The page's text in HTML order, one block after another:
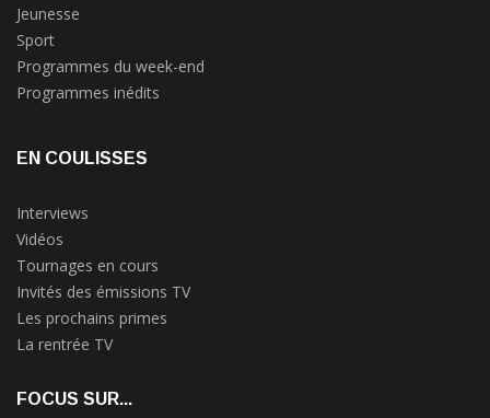
Jeunesse
Sport
Programmes du week-end
Programmes inédits
EN COULISSES
Interviews
Vidéos
Tournages en cours
Invités des émissions TV
Les prochains primes
La rentrée TV
FOCUS SUR...